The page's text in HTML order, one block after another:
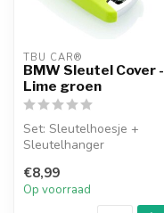
TBU CAR®
BMW Sleutel Cover -
Lime groen
Set: Sleutelhoesje +
Sleutelhanger
€8,99
Op voorraad